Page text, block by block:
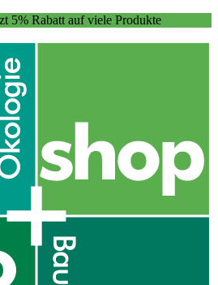
5% Rabatt auf viele Produkte